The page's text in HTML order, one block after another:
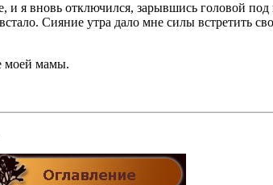
и я вновь отключился, зарывшись головой
Сияние утра дало мне силы встретить
моей мамы.